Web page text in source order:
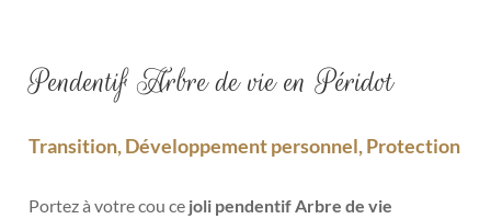
Pendentif Arbre de vie en Péridot
Transition, Développement personnel, Protection
Portez à votre cou ce joli pendentif Arbre de vie